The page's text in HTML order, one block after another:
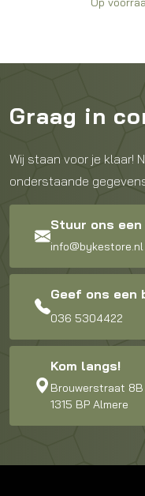
Graag in
Wij staan voor je klaar!
onderstaande
Stuur ons
info@bykestore.nl
Geef ons een
036 5304422
Kom langs!
Brouwerstraat 8B
1315 BP Almere